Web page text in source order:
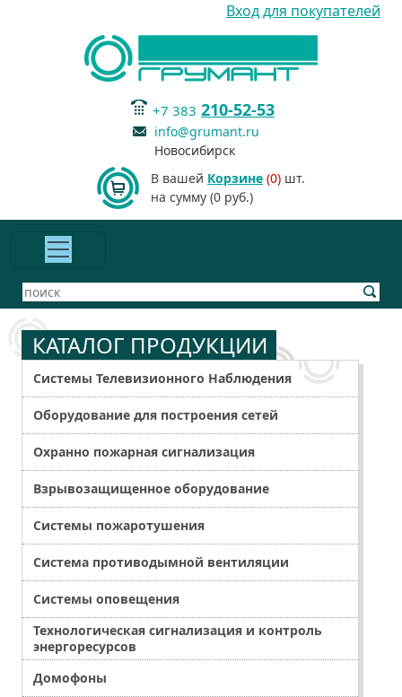
Вход для покупателей
+7 383 210-52-53
info@grumant.ru
Новосибирск
В вашей Корзине (0) шт.
на сумму (0 руб.)
КАТАЛОГ ПРОДУКЦИИ
Системы Телевизионного Наблюдения
Оборудование для построения сетей
Охранно пожарная сигнализация
Взрывозащищенное оборудование
Системы пожаротушения
Система противодымной вентиляции
Системы оповещения
Технологическая сигнализация и контроль
энергоресурсов
Домофоны